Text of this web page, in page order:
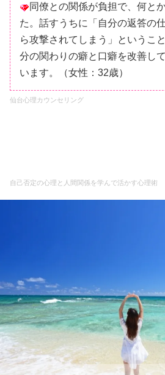
同僚との関係が負担で、何と
た。話すうちに「自分の返答の
ら攻撃されてしまう」というこ
分の関わりの癖と口癖を改善し
います。（女性：32歳）
仙台心理カウンセリング
自己否定の心理と人間関係を学んで活かす心理術